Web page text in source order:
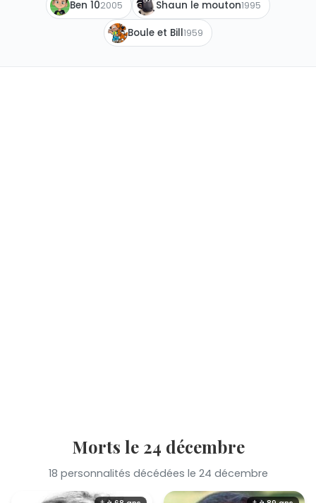
Ben 102005 Shaun le mouton1995
Boule et Bill1959
Morts le 24 décembre
18 personnalités décédées le 24 décembre